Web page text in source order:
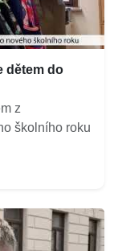
dětem do
z
školního roku